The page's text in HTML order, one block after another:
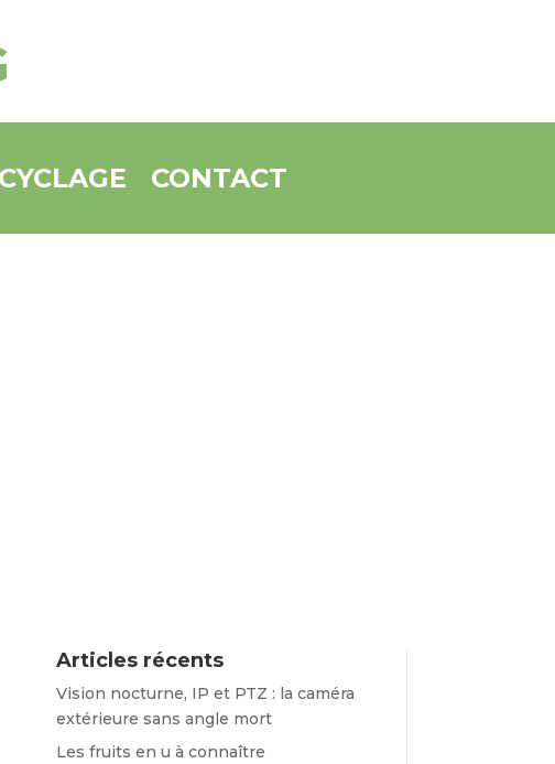
CONTACT
Articles récents
Vision nocturne, IP et PTZ : la caméra
extérieure sans angle mort
Les fruits en u à connaître